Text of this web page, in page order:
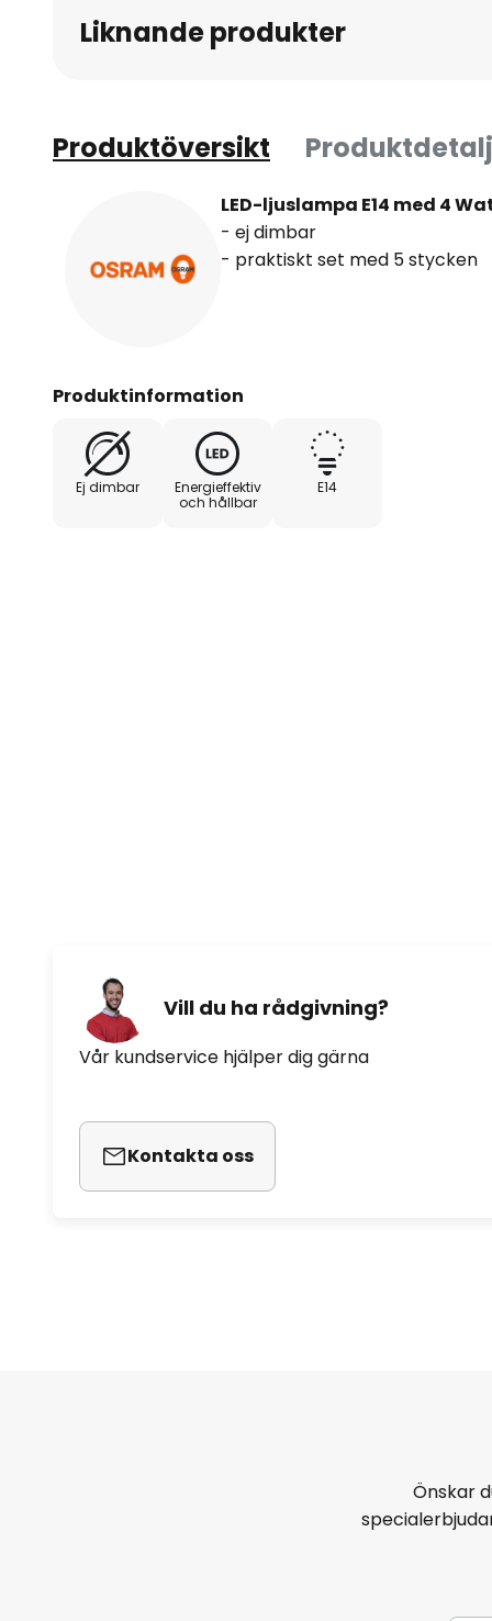
Liknande produkter
Produktöversikt
LED-ljuslampa E14 med 4
- ej dimbar
- praktiskt set med 5 stycken
Produktinformation
Ej dimbar
Energieffektiv
och hållbar
E14
Vill du ha rådgivning?
Vår kundservice hjälper dig gärna
Kontakta oss
Önskar